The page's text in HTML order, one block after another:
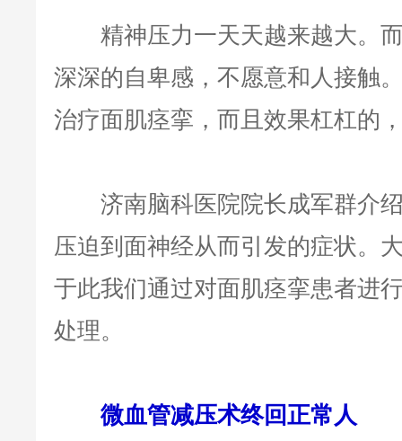
精神压力一天天越来越大。而
深深的自卑感，不愿意和人接触
治疗面肌痉挛，而且效果杠杠的
济南脑科医院院长成军群介绍
压迫到面神经从而引发的症状。
于此我们通过对面肌痉挛患者进
处理。
微血管减压术终回正常人